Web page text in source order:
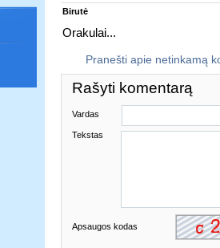
Birutė
Orakulai...
Pranešti apie netinkamą
Rašyti komentarą
Vardas
Tekstas
Apsaugos kodas